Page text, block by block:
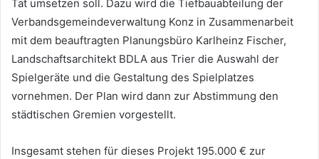
Tat umsetzen soll. Dazu wird die Tiefbauabteilung der
Verbandsgemeindeverwaltung Konz in Zusammenarbeit
mit dem beauftragten Planungsbüro Karlheinz Fischer,
Landschaftsarchitekt BDLA aus Trier die Auswahl der
Spielgeräte und die Gestaltung des Spielplatzes
vornehmen. Der Plan wird dann zur Abstimmung den
städtischen Gremien vorgestellt.
Insgesamt stehen für dieses Projekt 195.000 € zur